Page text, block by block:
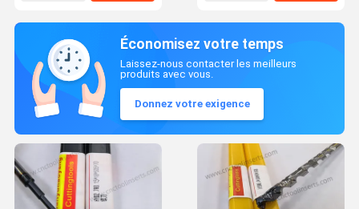
Économisez votre temps
Laissez-nous contacter les meilleurs
produits avec vous.
Donnez votre exigence